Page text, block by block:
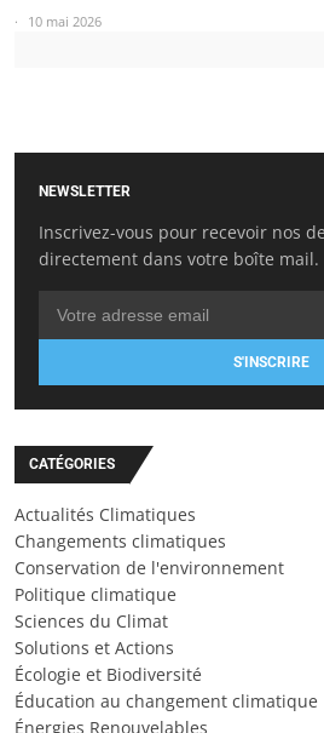
10 mai 2026
NEWSLETTER
Inscrivez-vous pour recevoir nos
directement dans votre boîte mail.
S'INSCRIRE
CATÉGORIES
Actualités Climatiques
Changements climatiques
Conservation de l'environnement
Politique climatique
Sciences du Climat
Solutions et Actions
Écologie et Biodiversité
Éducation au changement climatique
Énergies Renouvelables